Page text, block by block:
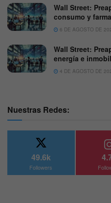
Wall Street:
consumo y
6 DE AGOSTO DE
Wall Street:
energía e
4 DE AGOSTO DE
Nuestras Redes:
49.6k
Followers